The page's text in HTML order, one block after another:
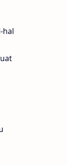
hal